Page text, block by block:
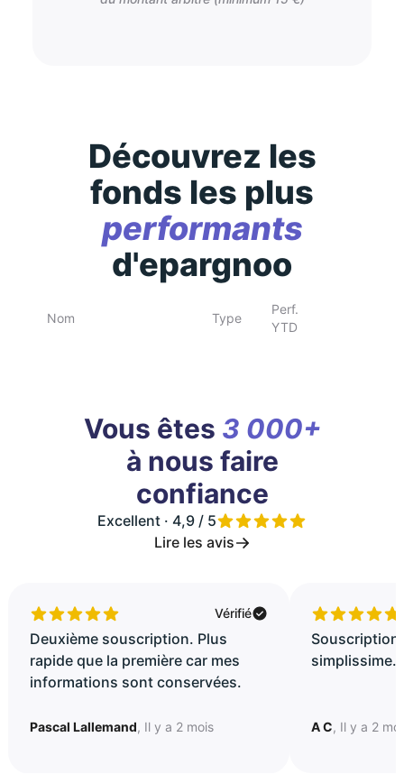
Découvrez les
fonds les plus
performants
d'epargnoo
Nom Type
Perf.
YTD
Vous êtes 3 000+
à nous faire
confiance
Excellent · 4,9 / 5
Lire les avis
Vérifié
Deuxième souscription. Plus
rapide que la première car mes
informations sont conservées.
Pascal Lallemand, Il y a 2 mois
Souscription
A C, Il y a 2